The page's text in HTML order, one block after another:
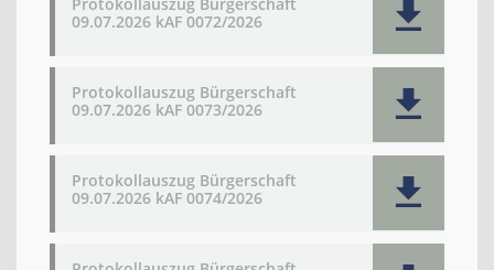
09.07.2026 kAF 0072/2026
Protokollauszug Bürgerschaft
09.07.2026 kAF 0073/2026
Protokollauszug Bürgerschaft
09.07.2026 kAF 0074/2026